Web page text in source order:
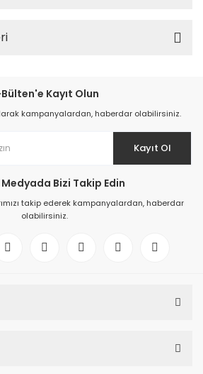
Bülten'e Kayıt Olun
kampanyalardan, haberdar olabilirsiniz.
Kayıt Ol
Bizi Takip Edin
takip ederek kampanyalardan, haberdar
olabilirsiniz.